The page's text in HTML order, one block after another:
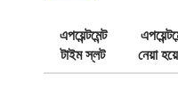
এপয়েন্টমেন্ট
টাইম স্লট
নেয়া